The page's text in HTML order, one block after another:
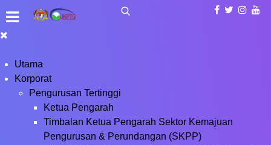
Utama
Korporat
Pengurusan Tertinggi
Ketua Pengarah
Timbalan Ketua Pengarah Sektor Kemajuan
Pengurusan & Perundangan (SKPP)